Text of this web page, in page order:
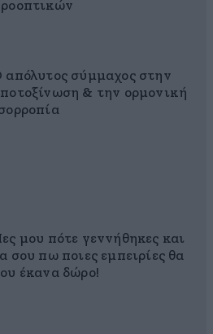
απόλυτος σύμμαχος στην
& την ορμονική
μου πότε γεννήθηκες και
σου πω ποιες εμπειρίες θα
έκανα δώρο!